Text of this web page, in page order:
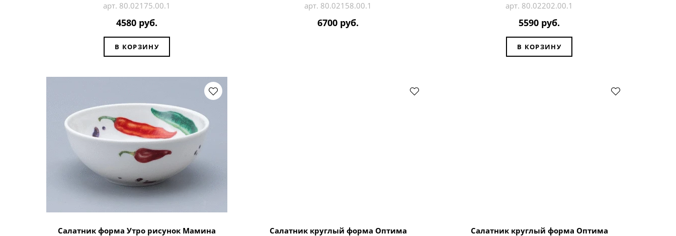
арт. 80.02175.00.1
4580 руб.
В КОРЗИНУ
арт. 80.02158.00.1
6700 руб.
арт. 80.02202.00.1
5590 руб.
В КОРЗИНУ
Салатник форма Утро рисунок Мамина
Салатник круглый форма Оптима
Салатник круглый форма Оптима